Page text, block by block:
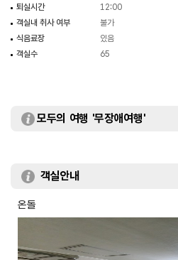
퇴실시간
12:00
객실내 취사 여부
불가
식음료장
있음
객실수
65
부대시설
세탁실
모두의 여행 '무장애여행'
객실안내
온돌